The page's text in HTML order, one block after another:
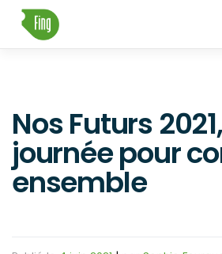
content
Nos Futurs
journée pour
ensemble